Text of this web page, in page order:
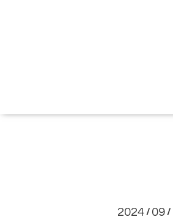
2024 / 09 /